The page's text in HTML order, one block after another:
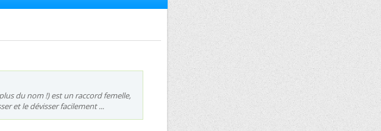
du nom !) est un raccord femelle,
et le dévisser facilement ...